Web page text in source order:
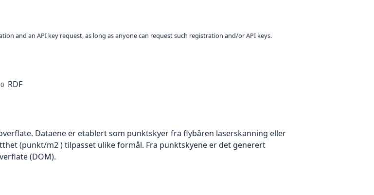
and an API key request, as long as anyone can request such registration and/or API keys.
0 RDF
Dataene er etablert som punktskyer fra flybåren laserskanning eller
(punkt/m2 ) tilpasset ulike formål. Fra punktskyene er det generert
(DOM).